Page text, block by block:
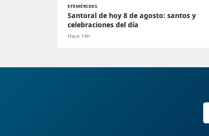
EFEMÉRIDES
Santoral de hoy 8 de agosto: santos y
celebraciones del día
Hace 14h